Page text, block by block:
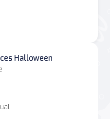
Halloween